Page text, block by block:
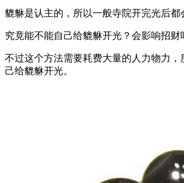
貔貅是认主的，所以一般寺院开完光后
究竟能不能自己给貔貅开光？会影响招财
不过这个方法需要耗费大量的人力物力
己给貔貅开光。